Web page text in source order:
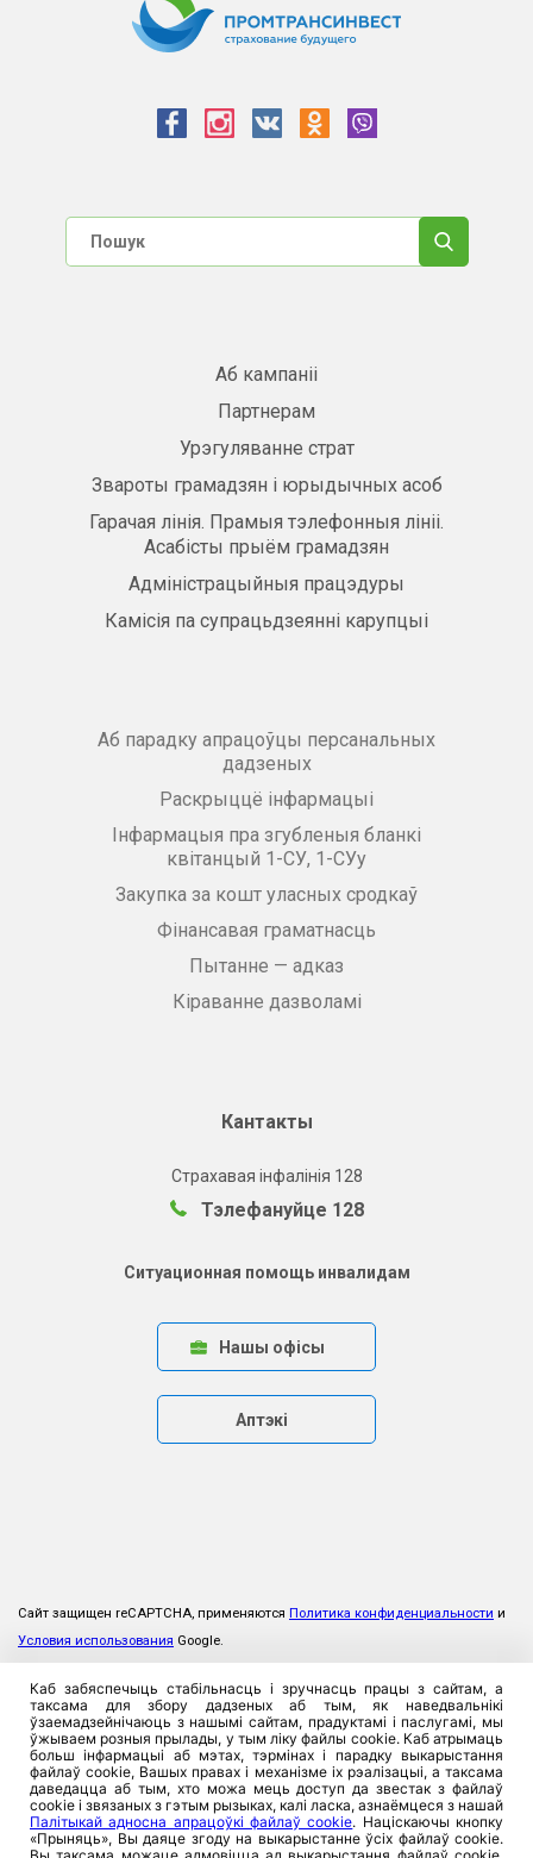
Аб кампаніі
Партнерам
Урэгуляванне страт
Звароты грамадзян і юрыдычных асоб
Гарачая лінія. Прамыя тэлефонныя лініі.
Асабісты прыём грамадзян
Адміністрацыйныя працэдуры
Камісія па супрацьдзеянні карупцыі
Аб парадку апрацоўцы персанальных
дадзеных
Раскрыццё інфармацыі
Інфармацыя пра згубленыя бланкі
квітанцый 1-СУ, 1-СУу
Закупка за кошт уласных сродкаў
Фінансавая граматнасць
Пытанне — адказ
Кіраванне дазволамі
Кантакты
Страхавая інфалінія 128
Тэлефануйце 128
Ситуационная помощь инвалидам
Нашы офісы
Аптэкі
Сайт защищен reCAPTCHA, применяются Политика конфиденциальности и
Условия использования Google.
Каб забяспечыць стабільнасць і зручнасць працы з сайтам, а
таксама для збору дадзеных аб тым, як наведвальнікі
ўзаемадзейнічаюць з нашымі сайтам, прадуктамі і паслугамі, мы
ўжываем розныя прылады, у тым ліку файлы cookie. Каб атрымаць
больш інфармацыі аб мэтах, тэрмінах і парадку выкарыстання
файлаў cookie, Вашых правах і механізме іх рэалізацыі, а таксама
даведацца аб тым, хто можа мець доступ да звестак з файлаў
cookie і звязаных з гэтым рызыках, калі ласка, азнаёмцеся з нашай
Палітыкай адносна апрацоўкі файлаў cookie. Націскаючы кнопку
«Прыняць», Вы даяце згоду на выкарыстанне ўсіх файлаў cookie.